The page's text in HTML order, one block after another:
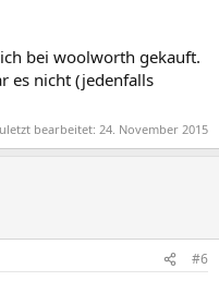
bei woolworth gekauft.
es nicht (jedenfalls
bearbeitet: 24. November 2015
#6